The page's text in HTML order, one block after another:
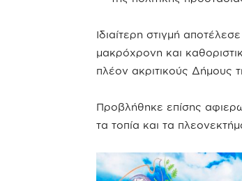
Ιδιαίτερη στιγμή
μακρόχρονη και
πλέον ακριτικούς Δήμους
Προβλήθηκε επίσης
τα τοπία και τα